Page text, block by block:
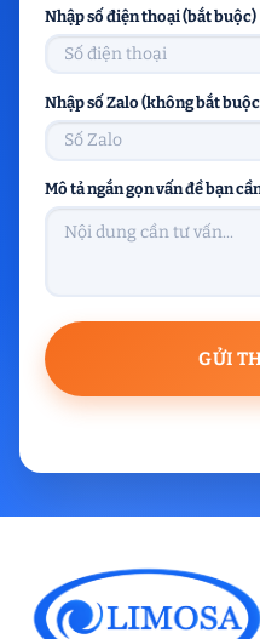
Nhập số điện thoại (bắt buộc)
Nhập số Zalo (không bắt
Mô tả ngắn gọn vấn đề bạn